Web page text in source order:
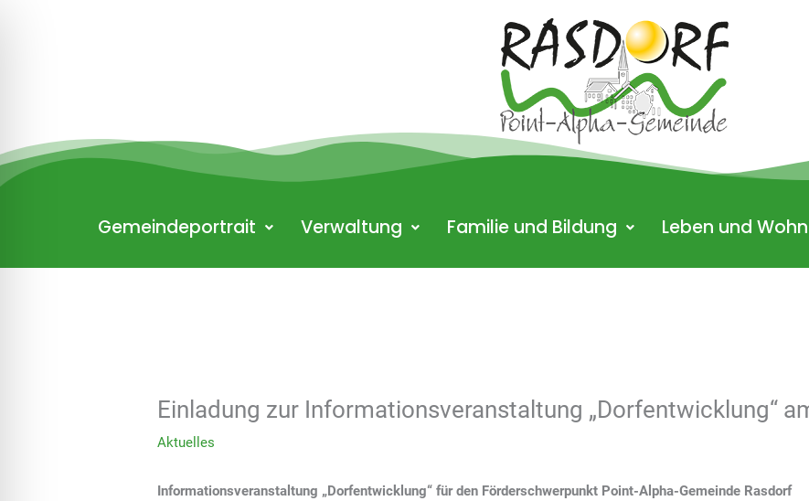
Gemeindeportrait Verwaltung Familie und Bildung Leben und
Einladung zur Informationsveranstaltung „Dorfentwicklung“
Aktuelles
Informationsveranstaltung „Dorfentwicklung“ für den Förderschwerpunkt Point-Alpha-Gemeinde Rasdorf